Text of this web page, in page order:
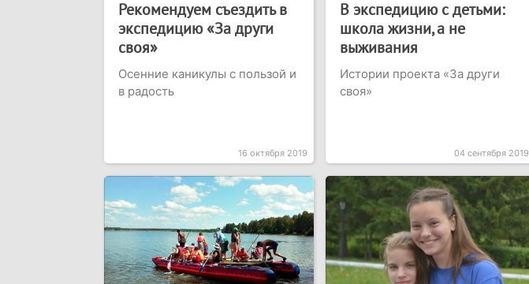
Рекомендуем съездить в
экспедицию «За други
своя»
Осенние каникулы с пользой и
в радость
16 октября 2019
В экспедицию с детьми:
школа жизни, а не
выживания
Истории проекта «За други
своя»
04 сентября 2019